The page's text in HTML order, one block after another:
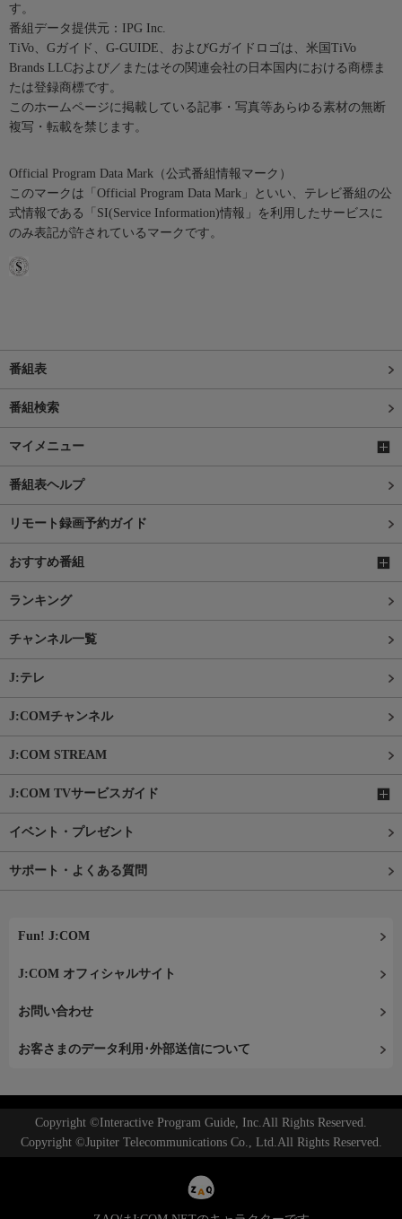
す。
番組データ提供元：IPG Inc.
TiVo、Gガイド、G-GUIDE、およびGガイドロゴは、米国TiVo
Brands LLCおよび／またはその関連会社の日本国内における商標ま
たは登録商標です。
このホームページに掲載している記事・写真等あらゆる素材の無断
複写・転載を禁じます。
Official Program Data Mark（公式番組情報マーク）
このマークは「Official Program Data Mark」といい、テレビ番組の公
式情報である「SI(Service Information)情報」を利用したサービスに
のみ表記が許されているマークです。
番組表
番組検索
マイメニュー
番組表ヘルプ
リモート録画予約ガイド
おすすめ番組
ランキング
チャンネル一覧
J:テレ
J:COMチャンネル
J:COM STREAM
J:COM TVサービスガイド
イベント・プレゼント
サポート・よくある質問
Fun! J:COM
J:COM オフィシャルサイト
お問い合わせ
お客さまのデータ利用･外部送信について
Copyright ©Interactive Program Guide, Inc.All Rights Reserved.
Copyright ©Jupiter Telecommunications Co., Ltd.All Rights Reserved.